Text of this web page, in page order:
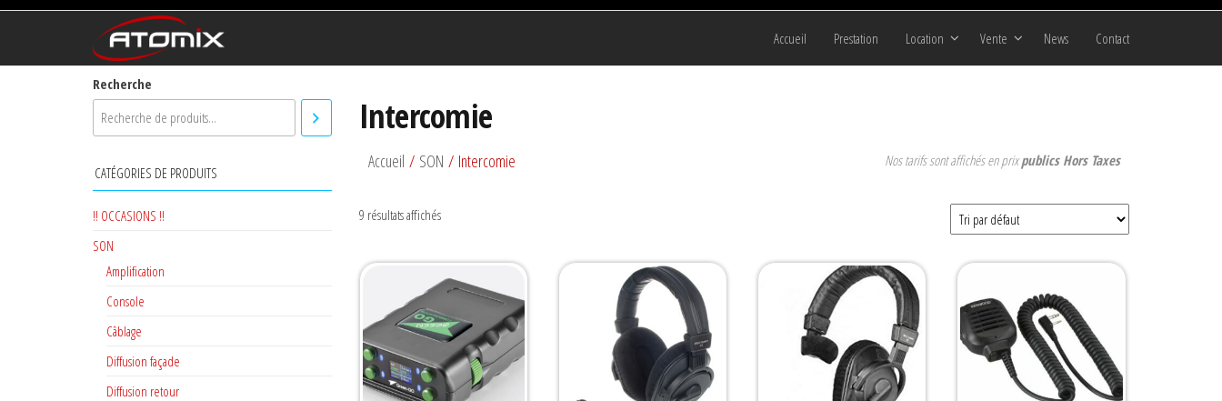
Accueil Prestation Location Vente News Contact
Intercomie
Accueil / SON / Intercomie Nos tarifs sont affichés en prixpublics Hors Taxes
9 résultats affichés
Recherche
CATÉGORIES DE PRODUITS
!! OCCASIONS !!
SON
Amplification
Console
Câblage
Diffusion façade
Diffusion retour